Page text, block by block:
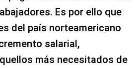
Es por ello que
del país norteamericano
salarial,
más necesitados de